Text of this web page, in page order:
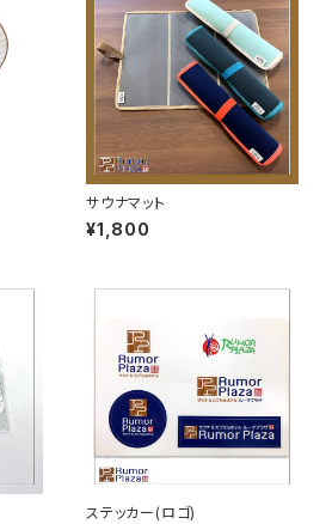
サウナマット
¥1,800
ステッカー(ロゴ)